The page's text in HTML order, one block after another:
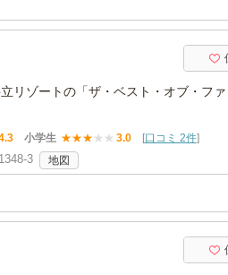
リゾートの「ザ・ベスト・オブ・フ
小学生 ★★★ ★ ★ 3.0 [口コミ 2件]
3 地図